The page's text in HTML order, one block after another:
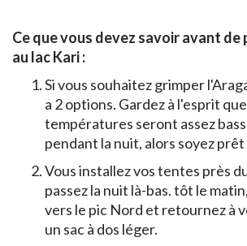
Ce que vous devez savoir avant de
au lac Kari :
Si vous souhaitez grimper
a 2 options. Gardez à l'esprit
températures seront assez
pendant la nuit, alors soyez prêt
Vous installez vos tentes près
passez la nuit là-bas. tôt le
vers le pic Nord et retournez à
un sac à dos léger.